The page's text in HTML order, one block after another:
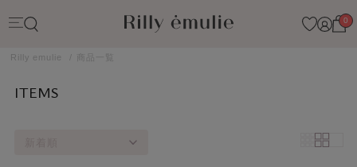
0
Rilly emulie 商品一覧
ITEMS